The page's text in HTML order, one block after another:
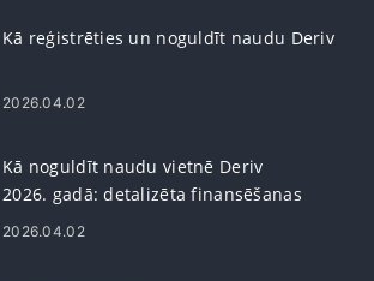
Kā reģistrēties un noguldīt naudu Deriv
2026.04.02
Kā noguldīt naudu vietnē Deriv
2026. gadā: detalizēta finansēšanas
rokasgrāmata, maksas un apstrādes
2026.04.02